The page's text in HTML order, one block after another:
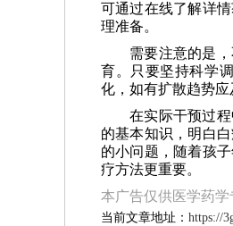
可通过在线了解详
理准备。
需要注意的是
育。只要坚持科学
化，如有扩散趋势应
在实际干预过
的基本知识，明白
的小问题，随着孩
疗方法更重要。
本广告仅供医学药
当前文章地址： https://